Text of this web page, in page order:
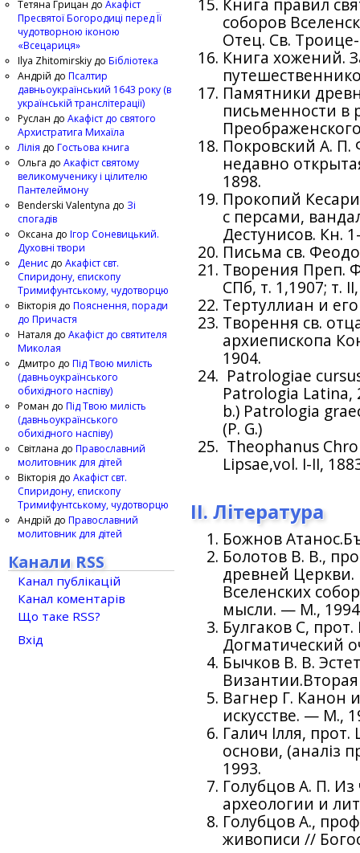
Книга правил
соборов
Отец. Св.
Книга хожений.
Памятники
письменности в
Покровский А.
недавно
1898.
Прокопий
с персами,
Дестунисов. Кн.
Письма св.
Творения Преп.
СПб, т. 1,1907; т.
Тертуллиан и
Творення св.
архиепископа
1904.
Patrologiae
Patrologia Latina,
b.) Patrologia
(P. G.)
Theophanus
Lipsae,vol. I-II,
II. Література
Божнов
Болотов В. В.,
древней Церкви.
Вселенских
мысли. — М.,
Булгаков С,
Догматический
Бычков В. В.
Вагнер Г. Канон
искусстве. — М.,
Галич Ілля,
основи, (аналіз
1993.
Голубцов А. П.
археологии и
Голубцов А.,
живописи //
Тетяна Грицан до Акафіст
Пресвятої Богородиці перед Її
чудотворною іконою
«Всецариця»
Ilya Zhitomirskiy до Бібліотека
Андрій до Псалтир
давньоукраїнський 1643 року (в
українській транслітерації)
Руслан до Акафіст до святого
Архистратига Михаїла
Лілія до Гостьова книга
Ольга до Акафіст святому
великомученику і цілителю
Пантелеймону
Benderski Valentyna до Зі
спогадів
Оксана до Ігор Соневицький.
Духовні твори
Денис до Акафіст свт.
Спиридону, єпископу
Тримифунтському, чудотворцю
Вікторія до Пояснення, поради
до Причастя
Наталя до Акафіст до святителя
Миколая
Дмитро до Під Твою милість
(давньоукраїнського
обихідного наспіву)
Роман до Під Твою милість
(давньоукраїнського
обихідного наспіву)
Світлана до Православний
молитовник для дітей
Вікторія до Акафіст свт.
Спиридону, єпископу
Тримифунтському, чудотворцю
Андрій до Православний
молитовник для дітей
Канали RSS
Канал публікацій
Канал коментарів
Що таке RSS?
Вхід